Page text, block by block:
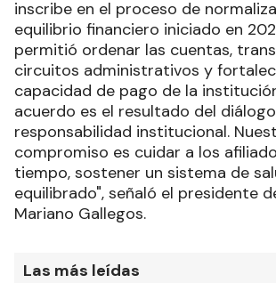
inscribe en el proceso de
equilibrio financiero iniciado en
permitió ordenar las cuentas,
circuitos administrativos y
capacidad de pago de la
acuerdo es el resultado del
responsabilidad institucional.
compromiso es cuidar a los
tiempo, sostener un sistema de
equilibrado", señaló el presidente
Mariano Gallegos.
Las más leídas